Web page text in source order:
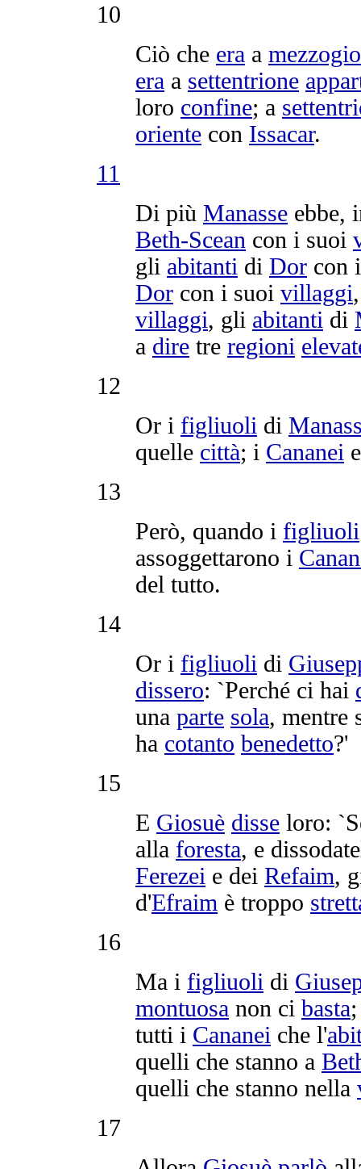
10
Ciò che era a
era a settentrione
loro confine; a
oriente con Issacar.
11
Di più Manasse ebbe,
Beth-Scean con i suoi
gli abitanti di Dor con
Dor con i suoi villaggi
villaggi, gli abitanti di
a dire tre regioni
12
Or i figliuoli di
quelle città; i Cananei
13
Però, quando i figliuoli
assoggettarono i
del tutto.
14
Or i figliuoli di
dissero: `Perché ci hai
una parte sola, mentre
ha cotanto benedetto?'
15
E Giosuè disse loro:
alla foresta, e
Ferezei e dei Refaim,
d'Efraim è troppo
16
Ma i figliuoli di
montuosa non ci basta
tutti i Cananei che l'
quelli che stanno a
quelli che stanno nella
17